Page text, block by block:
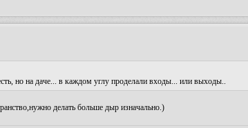
но на даче... в каждом углу проделали входы... или выходы..
делать больше дыр изначально.)